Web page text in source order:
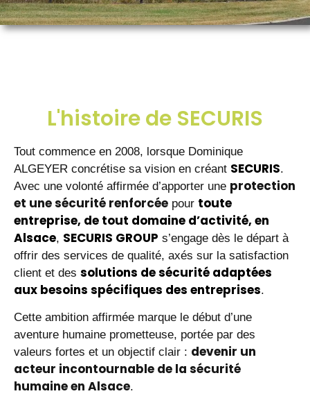
L'histoire de SECURIS
Tout commence en 2008, lorsque Dominique
ALGEYER concrétise sa vision en créant SECURIS.
Avec une volonté affirmée d’apporter une protection
et une sécurité renforcée pour toute
entreprise, de tout domaine d’activité, en
Alsace, SECURIS GROUP s’engage dès le départ à
offrir des services de qualité, axés sur la satisfaction
client et des solutions de sécurité adaptées
aux besoins spécifiques des entreprises.
Cette ambition affirmée marque le début d’une
aventure humaine prometteuse, portée par des
valeurs fortes et un objectif clair : devenir un
acteur incontournable de la sécurité
humaine en Alsace.